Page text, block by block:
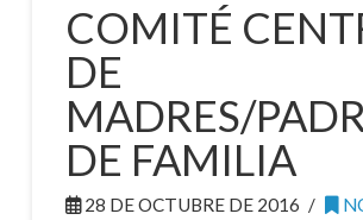
COMITÉ
DE
MADRES/
DE FAMILIA
28 DE OCTUBRE DE 2016